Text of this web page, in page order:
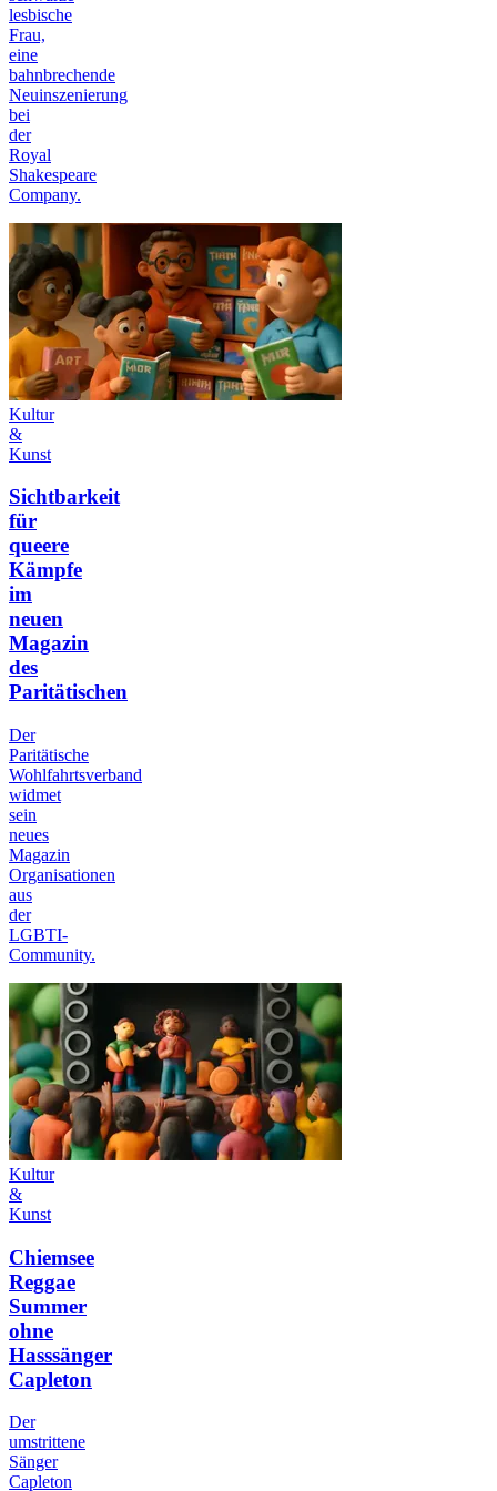
lesbische
Frau,
eine
bahnbrechende
Neuinszenierung
bei
der
Royal
Shakespeare
Company.
Kultur
&
Kunst
Sichtbarkeit
für
queere
Kämpfe
im
neuen
Magazin
des
Paritätischen
Der
Paritätische
Wohlfahrtsverband
widmet
sein
neues
Magazin
Organisationen
aus
der
LGBTI-
Community.
Kultur
&
Kunst
Chiemsee
Reggae
Summer
ohne
Hasssänger
Capleton
Der
umstrittene
Sänger
Capleton